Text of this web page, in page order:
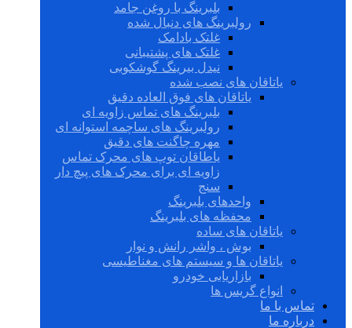
بلبرینگ با روغن جامد
رولبرینگ های دنبال شده
غلتک بادامک
غلتک های پشتیبانی
نیدل بیرینگ گوشکوبی
یاتاقان های نصب شده
یاتاقان های فوق العاده دقیق
بلبرینگ های تماس زاویه ای
رولبرینگ های ساچمه استوانه ای
مهره چاگنت های دقیق
یاطاقان توپ های محرک تماس
زاویه ای برای محرک های پیچ دار
سنج
واحدهای بلبرینگ
محفظه های بلبرینگ
یاتاقان های ساده
بوش ، واشر رانش و نوار
یاتاقان ها و سیستم های مغناطیسی
بازاریابی خودرو
انواع گریس ها
تماس با ما
درباره ما